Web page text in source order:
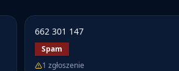
662 301 147
Spam
1 zgłoszenie